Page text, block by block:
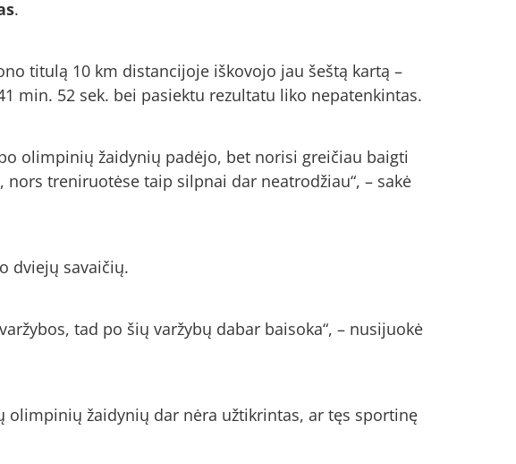
.
titulą 10 km distancijoje iškovojo jau šeštą kartą –
min. 52 sek. bei pasiektu rezultatu liko nepatenkintas.
olimpinių žaidynių padėjo, bet norisi greičiau baigti
treniruotėse taip silpnai dar neatrodžiau“, – sakė
dviejų savaičių.
tad po šių varžybų dabar baisoka“, – nusijuokė
žaidynių dar nėra užtikrintas, ar tęs sportinę